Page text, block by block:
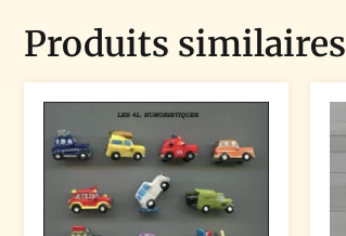
Produits similaires